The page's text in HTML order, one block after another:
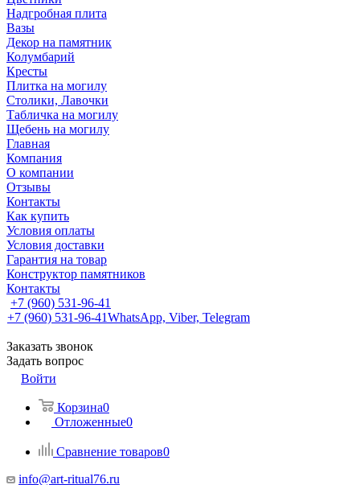
Надгробная плита
Вазы
Декор на памятник
Колумбарий
Кресты
Плитка на могилу
Столики, Лавочки
Табличка на могилу
Щебень на могилу
Главная
Компания
О компании
Отзывы
Контакты
Как купить
Условия оплаты
Условия доставки
Гарантия на товар
Конструктор памятников
Контакты
+7 (960) 531-96-41
+7 (960) 531-96-41WhatsApp, Viber, Telegram
Заказать звонок
Задать вопрос
Войти
Корзина0
Отложенные0
Сравнение товаров0
info@art-ritual76.ru